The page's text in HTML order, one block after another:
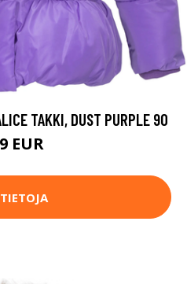
TAKKI, DUST PURPLE 90
EUR